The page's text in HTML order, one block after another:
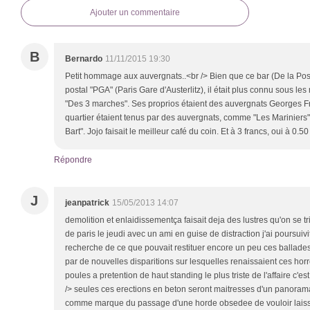
Ajouter un commentaire
B Bernardo 11/11/2015 19:30
Petit hommage aux auvergnats..<br /> Bien que ce bar (De la
postal "PGA" (Paris Gare d'Austerlitz), il était plus connu sous
"Des 3 marches". Ses proprios étaient des auvergnats Georges
quartier étaient tenus par des auvergnats, comme "Les
Bart". Jojo faisait le meilleur café du coin. Et à 3 francs, oui à
Répondre
J jeanpatrick 15/05/2013 14:07
demolition et enlaidissementça faisait deja des lustres qu'on se
de paris le jeudi avec un ami en guise de distraction j'ai
recherche de ce que pouvait restituer encore un peu ces
par de nouvelles disparitions sur lesquelles renaissaient ces
poules a pretention de haut standing le plus triste de l'affaire
/> seules ces erections en beton seront maitresses d'un
comme marque du passage d'une horde obsedee de vouloir